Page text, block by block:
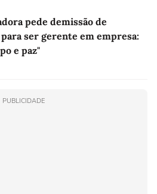
pede demissão de
ser gerente em empresa:
e paz"
PUBLICIDADE